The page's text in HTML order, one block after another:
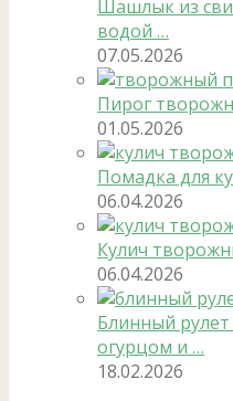
Шашлык из
водой …
07.05.2026
Пирог
01.05.2026
Помадка для
06.04.2026
Кулич
06.04.2026
Блинный
огурцом и …
18.02.2026